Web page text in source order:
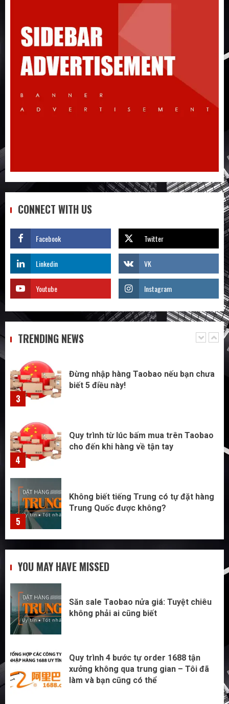
CONNECT WITH US
Facebook Twitter
Linkedin VK
Youtube Instagram
TRENDING NEWS
Đừng nhập hàng Taobao nếu bạn chưa
biết 5 điều này!
5
Không biết tiếng Trung có tự đặt hàng
1
Săn sale Taobao nửa giá: Tuyệt chiêu
không phải ai cũng biết
2
xưởng không qua trung gian – Tôi đã
3
Đừng nhập hàng Taobao nếu bạn chưa
biết 5 điều này!
4
Quy trình từ lúc bấm mua trên Taobao
cho đến khi hàng về tận tay
5
Không biết tiếng Trung có tự đặt hàng
Trung Quốc được không?
1
không phải ai cũng biết
Quy trình 4 bước tự order 1688 tận
Đừng nhập hàng Taobao nếu bạn chưa
YOU MAY HAVE MISSED
Săn sale Taobao nửa giá: Tuyệt chiêu
không phải ai cũng biết
Quy trình 4 bước tự order 1688 tận
xưởng không qua trung gian – Tôi đã
làm và bạn cũng có thể